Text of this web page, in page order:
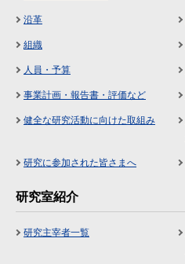
沿革
組織
人員・予算
事業計画・報告書・評価など
健全な研究活動に向けた取組み
研究に参加された皆さまへ
研究室紹介
研究主宰者一覧